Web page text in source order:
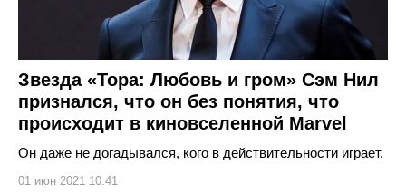
Звезда «Тора: Любовь и гром» Сэм Нил
признался, что он без понятия, что
происходит в киновселенной Marvel
Он даже не догадывался, кого в действительности играет.
01 июн 2021 10:41